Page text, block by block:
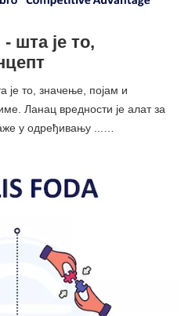
шта је то,
је то, значење, појам и
Ланац вредности је алат за
у одређивању ...…